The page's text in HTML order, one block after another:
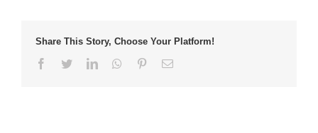
Share This Story, Choose Your Platform!
Facebook
TwitterLinkedInWhatsappPinterestEmail